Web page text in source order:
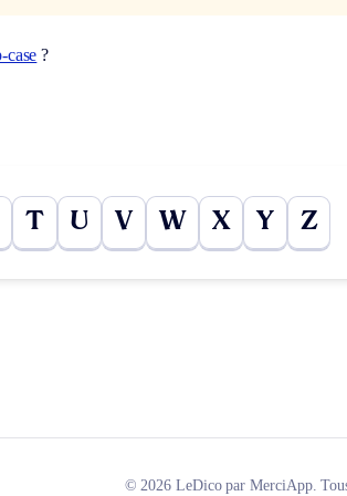
case ?
T U V W X Y Z
© 2026 LeDico par MerciApp.